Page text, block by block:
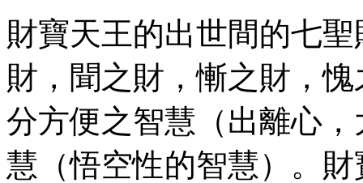
財寶天王的出世間的七
財，聞之財，慚之財，
分方便之智慧（出離心
慧（悟空性的智慧）。